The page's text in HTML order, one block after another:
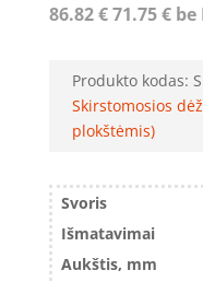
86.82€71.75€be
Produkto kodas:
Skirstomosios
plokštėmis)
Svoris
Išmatavimai
Aukštis, mm